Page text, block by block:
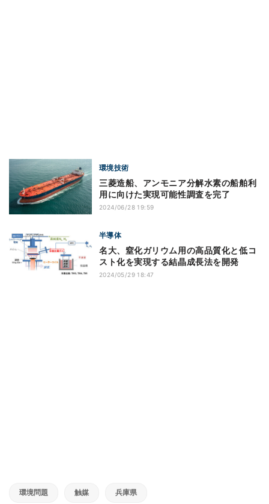
環境技術
三菱造船、アンモニア分解水素の船舶利
用に向けた実現可能性調査を完了
2024/06/28 19:59
半導体
名大、窒化ガリウム用の高品質化と低コ
スト化を実現する結晶成長法を開発
2024/05/29 18:47
環境問題 触媒 兵庫県